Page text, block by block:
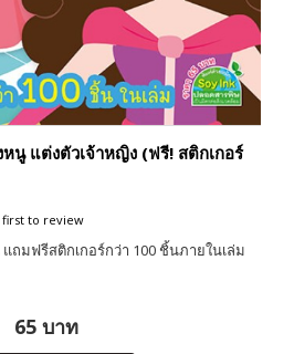
นู แต่งตัวเจ้าหญิง (ฟรี! สติกเกอร์
first to review
ถมฟรีสติกเกอร์กว่า 100 ชิ้นภายในเล่ม
65 บาท